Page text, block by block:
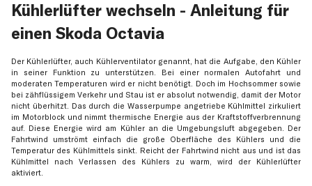
Kühlerlüfter wechseln - Anleitung für
einen Skoda Octavia
Der Kühlerlüfter, auch Kühlerventilator genannt, hat die Aufgabe, den Kühler
in seiner Funktion zu unterstützen. Bei einer normalen Autofahrt und
moderaten Temperaturen wird er nicht benötigt. Doch im Hochsommer sowie
bei zähflüssigem Verkehr und Stau ist er absolut notwendig, damit der Motor
nicht überhitzt. Das durch die Wasserpumpe angetriebe Kühlmittel zirkuliert
im Motorblock und nimmt thermische Energie aus der Kraftstoffverbrennung
auf. Diese Energie wird am Kühler an die Umgebungsluft abgegeben. Der
Fahrtwind umströmt einfach die große Oberfläche des Kühlers und die
Temperatur des Kühlmittels sinkt. Reicht der Fahrtwind nicht aus und ist das
Kühlmittel nach Verlassen des Kühlers zu warm, wird der Kühlerlüfter
aktiviert.